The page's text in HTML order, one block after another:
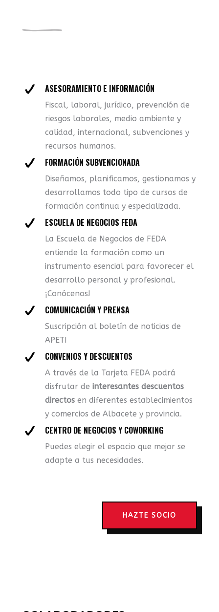
ASESORAMIENTO E INFORMACIÓN
Fiscal, laboral, jurídico, prevención de
riesgos laborales, medio ambiente y
calidad, internacional, subvenciones y
recursos humanos.
FORMACIÓN SUBVENCIONADA
Diseñamos, planificamos, gestionamos y
desarrollamos todo tipo de cursos de
formación continua y especializada.
ESCUELA DE NEGOCIOS FEDA
La Escuela de Negocios de FEDA
entiende la formación como un
instrumento esencial para favorecer el
desarrollo personal y profesional.
¡Conócenos!
COMUNICACIÓN Y PRENSA
Suscripción al boletín de noticias de
APETI
CONVENIOS Y DESCUENTOS
A través de la Tarjeta FEDA podrá
disfrutar de interesantes descuentos
directosen diferentes establecimientos
y comercios de Albacete y provincia.
CENTRO DE NEGOCIOS Y COWORKING
Puedes elegir el espacio que mejor se
adapte a tus necesidades.
HAZTE SOCIO